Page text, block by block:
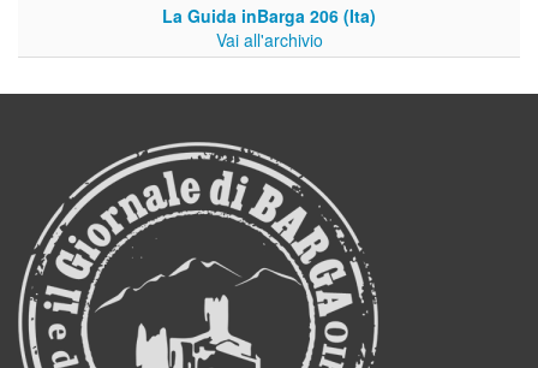
La Guida inBarga 206 (Ita)
Vai all'archivio